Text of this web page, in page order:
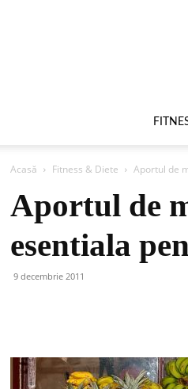
Acasă Fitness & Diete Aportul de
Aportul de
esentiala
9 decembrie 2011